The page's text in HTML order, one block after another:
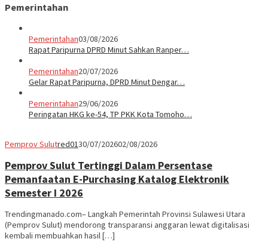
Pemerintahan
Pemerintahan03/08/2026
Rapat Paripurna DPRD Minut Sahkan Ranper…
Pemerintahan20/07/2026
Gelar Rapat Paripurna, DPRD Minut Dengar…
Pemerintahan29/06/2026
Peringatan HKG ke-54, TP PKK Kota Tomoho…
Pemprov Sulutred0130/07/202602/08/2026
Pemprov Sulut Tertinggi Dalam Persentase
Pemanfaatan E-Purchasing Katalog Elektronik
Semester I 2026
Trendingmanado.com– Langkah Pemerintah Provinsi Sulawesi Utara
(Pemprov Sulut) mendorong transparansi anggaran lewat digitalisasi
kembali membuahkan hasil […]